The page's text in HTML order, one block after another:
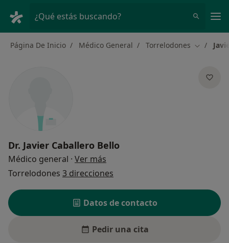
¿Qué estás buscando?
Página De Inicio Médico General Torrelodones Cambiar
Dr. Javier Caballero Bello
Médico general · Ver más
Torrelodones 3 direcciones
Datos de contacto
Pedir una cita